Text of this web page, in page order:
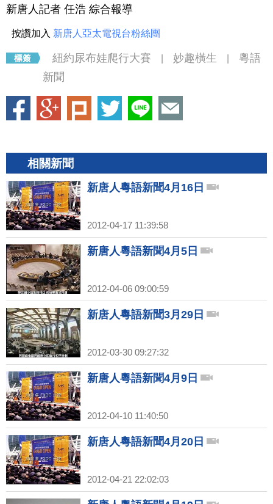
新唐人記者 任浩 綜合報導
按讚加入 新唐人亞太電視台粉絲團
紐約尿布娃爬行大賽 妙趣橫生
粵語
新聞
相關新聞
新唐人粵語新聞4月16日
2012-04-17 11:39:58
新唐人粵語新聞4月5日
2012-04-06 09:00:59
新唐人粵語新聞3月29日
2012-03-30 09:27:32
新唐人粵語新聞4月9日
2012-04-10 11:40:50
新唐人粵語新聞4月20日
2012-04-21 22:02:03